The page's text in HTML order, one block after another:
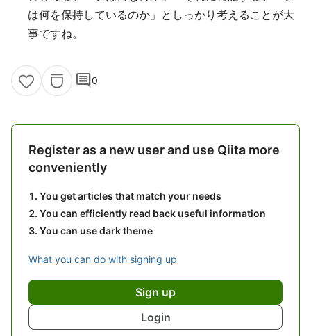
は何を保持しているのか」としっかり考えることが大
事ですね。
comment0
Register as a new user and use Qiita more
conveniently
You get articles that match your needs
You can efficiently read back useful information
You can use dark theme
What you can do with signing up
Sign up
Login